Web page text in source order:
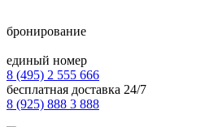
бронирование
единый номер
8 (495) 2 555 666
бесплатная доставка 24/7
8 (925) 888 3 888